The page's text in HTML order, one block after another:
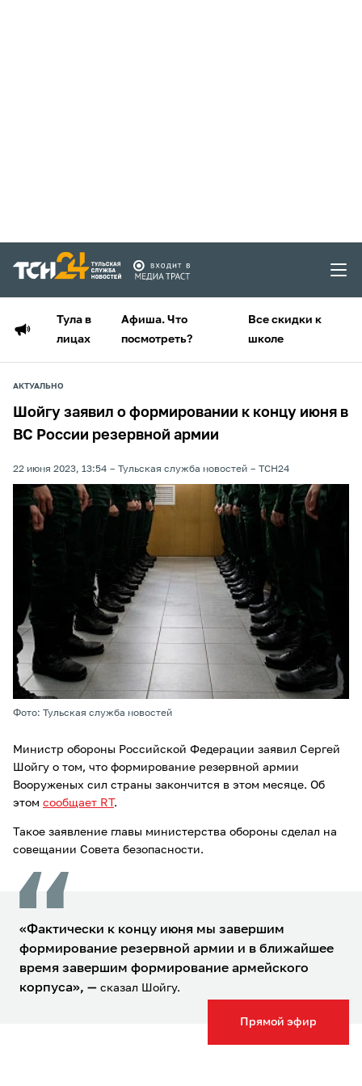
Тула в
лицах
Афиша. Что
посмотреть?
Все скидки к
школе
Прямой эфир
АКТУАЛЬНО
Шойгу заявил о формировании к концу июня в
ВС России резервной армии
22 июня 2023, 13:54 Тульская служба новостей ТСН24
Фото: Тульская служба новостей
Министр обороны Российской Федерации заявил Сергей
Шойгу о том, что формирование резервной армии
Вооруженых сил страны закончится в этом месяце. Об
этом сообщает RT.
Такое заявление главы министерства обороны сделал на
совещании Совета безопасности.
«Фактически к концу июня мы завершим
формирование резервной армии и в ближайшее
время завершим формирование армейского
корпуса», — сказал Шойгу.